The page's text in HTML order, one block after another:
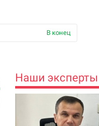
В конец
Наши эксперты